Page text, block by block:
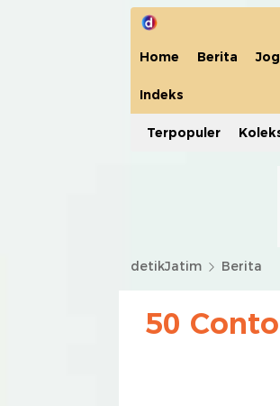
Home Berita
Indeks
Terpopuler
detikJatim Berita
50